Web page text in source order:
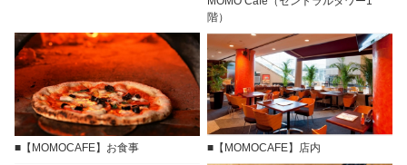
階）
■【MOMOCAFE】お食事 ■【MOMOCAFE】店内